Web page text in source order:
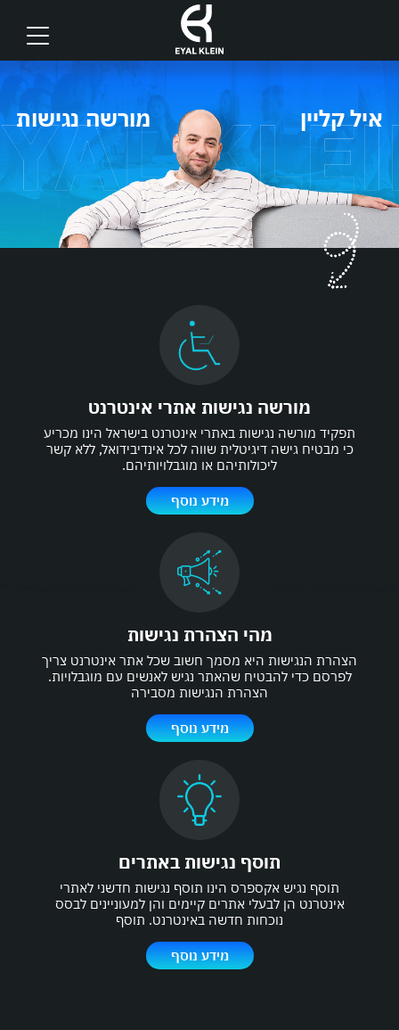
איל קליין מורשה נגישות
מורשה נגישות אתרי אינטרנט
תפקיד מורשה נגישות באתרי אינטרנט בישראל הינו מכריע
כי מבטיח גישה דיגיטלית שווה לכל אינדיבידואל, ללא קשר
ליכולותיהם או מוגבלויותיהם.
מידע נוסף
מהי הצהרת נגישות
הצהרת הנגישות היא מסמך חשוב שכל אתר אינטרנט צריך
לפרסם כדי להבטיח שהאתר נגיש לאנשים עם מוגבלויות.
הצהרת הנגישות מסבירה
מידע נוסף
תוסף נגישות באתרים
תוסף נגיש אקספרס הינו תוסף נגישות חדשני לאתרי
אינטרנט הן לבעלי אתרים קיימים והן למעוניינים לבסס
נוכחות חדשה באינטרנט. תוסף
מידע נוסף